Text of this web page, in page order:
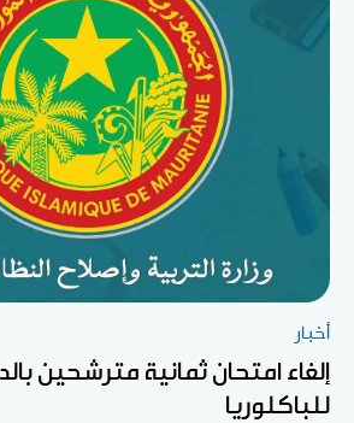
أخبار
إلغاء امتحان ثمانية مترشحين
للباكلوريا